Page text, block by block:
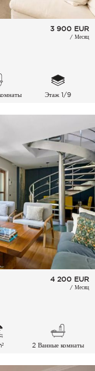
3 900 EUR
/ Месяц
Этаж 1/9
4 200 EUR
/ Месяц
2 Ванные комнаты